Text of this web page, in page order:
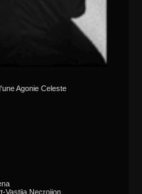
Agonie Celeste
Vastiia Necroiion